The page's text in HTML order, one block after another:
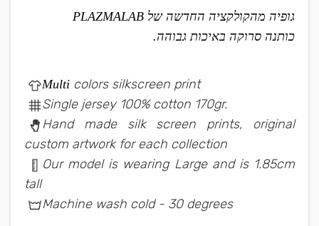
גופיה מהקולקציה החדשה של PLAZMALAB
כותנה סרוקה באיכות גבוהה.
Multi colors silkscreen print
Single jersey 100% cotton 170gr.
Hand made silk screen prints, original
custom artwork for each collection
Our model is wearing Large and is 1.85cm
tall
Machine wash cold - 30 degrees